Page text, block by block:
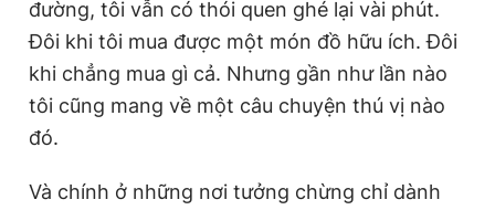
đường, tôi vẫn có thói quen ghé lại vài phút.
Đôi khi tôi mua được một món đồ hữu ích. Đôi
khi chẳng mua gì cả. Nhưng gần như lần nào
tôi cũng mang về một câu chuyện thú vị nào
đó.
Và chính ở những nơi tưởng chừng chỉ dành